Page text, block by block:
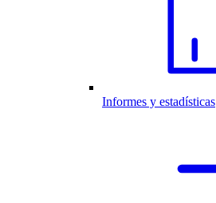
Informes y estadísticas